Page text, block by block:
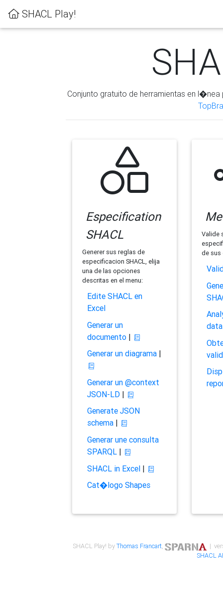
SHACL Play!
Conjunto gratuito de herramientas en
Especification
SHACL
Generer sus reglas de
especificacion SHACL, elija
una de las opciones
descritas en el menu:
Edite SHACL en
Excel
Generar un
documento|
Generar un diagrama|
Generar un @context
JSON-LD|
Generate JSON
schema|
Generar une consulta
SPARQL|
SHACL in Excel|
Cat�logo Shapes
Valide
de sus
SHACL Play! byThomas Francart,
|
SHACL